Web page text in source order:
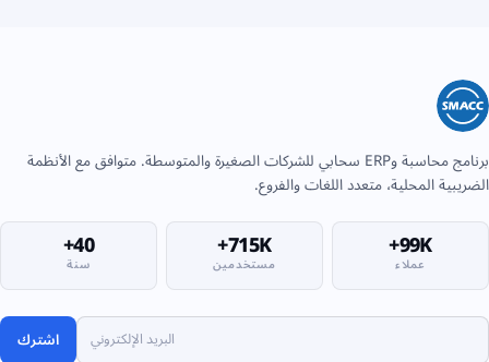
برنامج محاسبة وERP سحابي للشركات الصغيرة والمتوسطة. متوافق مع الأنظمة
الضريبية المحلية، متعدد اللغات والفروع.
99K+
عملاء 715K+
مستخدمين 40+
سنة
اشترك